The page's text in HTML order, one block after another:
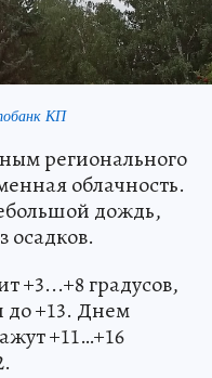
КП
регионального
облачность.
дождь,
осадков.
+3...+8 градусов,
до +13. Днем
+11…+16